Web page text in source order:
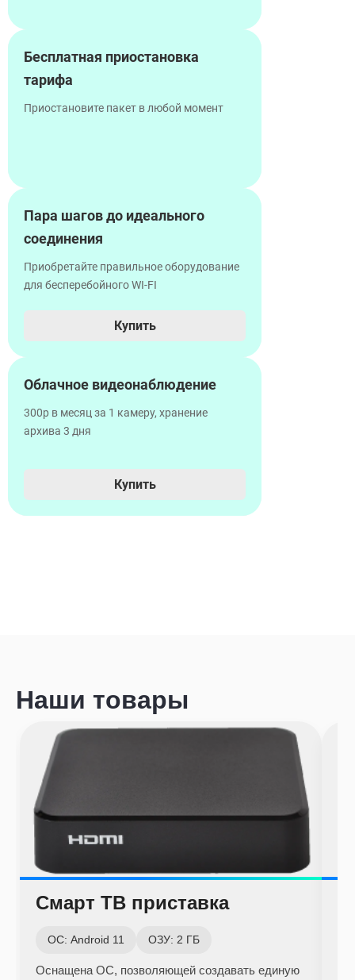
Бесплатная приостановка
тарифа
Приостановите пакет в любой момент
Пара шагов до идеального
соединения
Приобретайте правильное оборудование
для бесперебойного WI-FI
Купить
Облачное видеонаблюдение
300р в месяц за 1 камеру, хранение
архива 3 дня
Купить
Наши товары
Смарт ТВ приставка
ОС: Android 11 ОЗУ: 2 ГБ
Оснащена ОС, позволяющей создавать единую